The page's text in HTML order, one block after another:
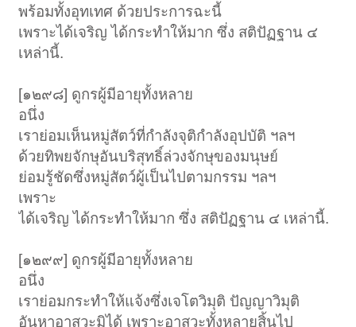
พร้อมทั้งอุทเทศ ด้วยประการฉะนี้
เพราะได้เจริญ ได้กระทำให้มาก ซึ่ง สติปัฏฐาน ๔
เหล่านี้.
[๑๒๙๘] ดูกรผู้มีอายุทั้งหลาย
อนึ่ง
เราย่อมเห็นหมู่สัตว์ที่กำลังจุติกำลังอุปบัติ ฯลฯ
ด้วยทิพยจักษุอันบริสุทธิ์ล่วงจักษุของมนุษย์
ย่อมรู้ชัดซึ่งหมู่สัตว์ผู้เป็นไปตามกรรม ฯลฯ
เพราะ
ได้เจริญ ได้กระทำให้มาก ซึ่ง สติปัฏฐาน ๔ เหล่านี้.
[๑๒๙๙] ดูกรผู้มีอายุทั้งหลาย
อนึ่ง
เราย่อมกระทำให้แจ้งซึ่งเจโตวิมุติ ปัญญาวิมุติ
อันหาอาสวะมิได้ เพราะอาสวะทั้งหลายสิ้นไป